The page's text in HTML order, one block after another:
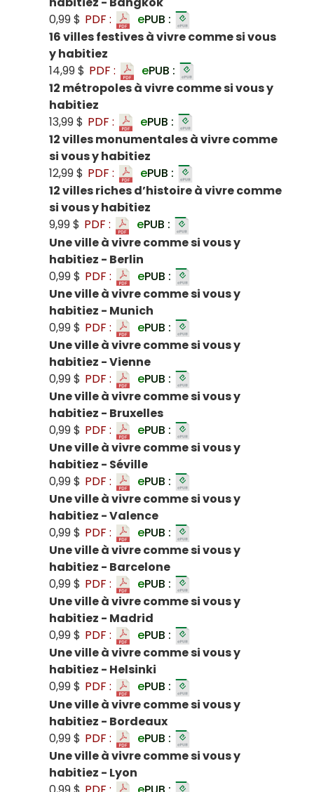
0,99 $ PDF : ePUB :
16 villes festives à vivre comme si vous
y habitiez
14,99 $ PDF : ePUB :
12 métropoles à vivre comme si vous y
habitiez
13,99 $ PDF : ePUB :
12 villes monumentales à vivre comme
si vous y habitiez
12,99 $ PDF : ePUB :
12 villes riches d’histoire à vivre comme
si vous y habitiez
9,99 $ PDF : ePUB :
Une ville à vivre comme si vous y
habitiez - Berlin
0,99 $ PDF : ePUB :
Une ville à vivre comme si vous y
habitiez - Munich
0,99 $ PDF : ePUB :
Une ville à vivre comme si vous y
habitiez - Vienne
0,99 $ PDF : ePUB :
Une ville à vivre comme si vous y
habitiez - Bruxelles
0,99 $ PDF : ePUB :
Une ville à vivre comme si vous y
habitiez - Séville
0,99 $ PDF : ePUB :
Une ville à vivre comme si vous y
habitiez - Valence
0,99 $ PDF : ePUB :
Une ville à vivre comme si vous y
habitiez - Barcelone
0,99 $ PDF : ePUB :
Une ville à vivre comme si vous y
habitiez - Madrid
0,99 $ PDF : ePUB :
Une ville à vivre comme si vous y
habitiez - Helsinki
0,99 $ PDF : ePUB :
Une ville à vivre comme si vous y
habitiez - Bordeaux
0,99 $ PDF : ePUB :
Une ville à vivre comme si vous y
habitiez - Lyon